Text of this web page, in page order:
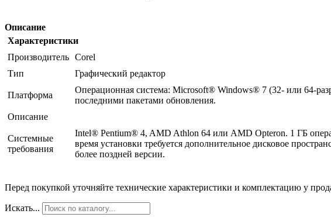
Описание
Характеристики
Производитель Corel
Тип
Графический редактор
Платформа
Операционная система: Microsoft® Windows® 7 (32- или 64-
последними пакетами обновления.
Описание
Системные
требования
Intel® Pentium® 4, AMD Athlon 64 или AMD Opteron. 1 ГБ
время установки требуется дополнительное дисковое
более поздней версии.
Перед покупкой уточняйте технические характеристики и комплектацию у
Искать...